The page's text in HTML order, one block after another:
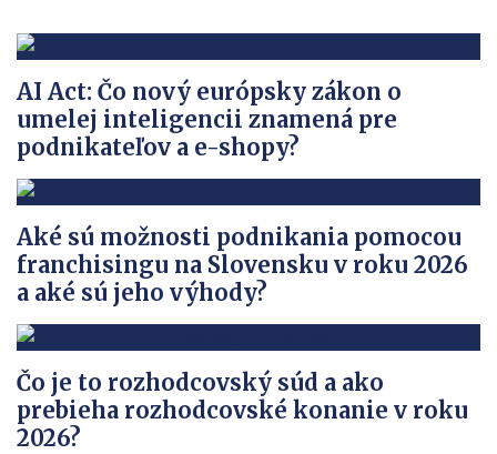
AI Act: Čo nový európsky zákon o
umelej inteligencii znamená pre
podnikateľov a e-shopy?
Aké sú možnosti podnikania pomocou
franchisingu na Slovensku v roku 2026
a aké sú jeho výhody?
Čo je to rozhodcovský súd a ako
prebieha rozhodcovské konanie v roku
2026?